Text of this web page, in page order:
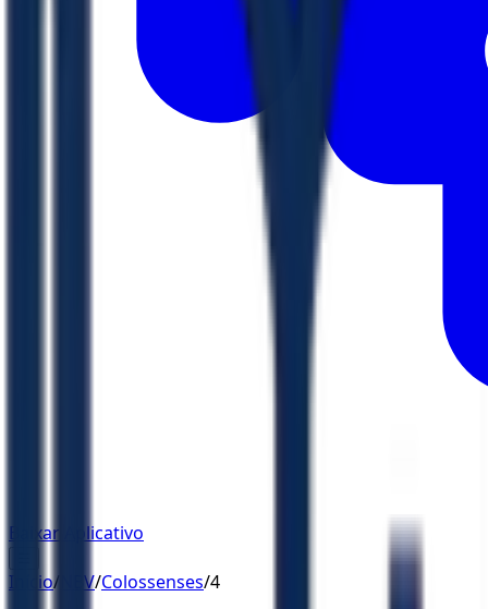
Baixar Aplicativo
Início/ NBV/Colossenses/4